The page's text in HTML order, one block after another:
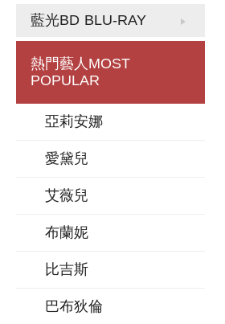
藍光BD BLU-RAY
熱門藝人 MOST
POPULAR
亞莉安娜
愛黛兒
艾薇兒
布蘭妮
比吉斯
巴布狄倫